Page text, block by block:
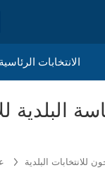
2023 الانتخابات
للانتخابات البلدية